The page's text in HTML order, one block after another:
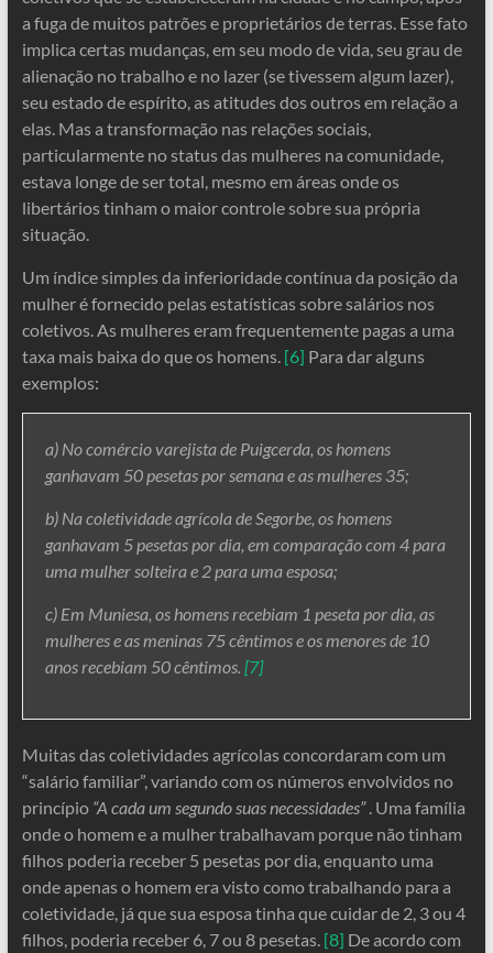
a fuga de muitos patrões e proprietários de terras. Esse fato
implica certas mudanças, em seu modo de vida, seu grau de
alienação no trabalho e no lazer (se tivessem algum lazer),
seu estado de espírito, as atitudes dos outros em relação a
elas. Mas a transformação nas relações sociais,
particularmente no status das mulheres na comunidade,
estava longe de ser total, mesmo em áreas onde os
libertários tinham o maior controle sobre sua própria
situação.
Um índice simples da inferioridade contínua da posição da
mulher é fornecido pelas estatísticas sobre salários nos
coletivos. As mulheres eram frequentemente pagas a uma
taxa mais baixa do que os homens. [6] Para dar alguns
exemplos:
a) No comércio varejista de Puigcerda, os homens
ganhavam 50 pesetas por semana e as mulheres 35;
b) Na coletividade agrícola de Segorbe, os homens
ganhavam 5 pesetas por dia, em comparação com 4 para
uma mulher solteira e 2 para uma esposa;
c) Em Muniesa, os homens recebiam 1 peseta por dia, as
mulheres e as meninas 75 cêntimos e os menores de 10
anos recebiam 50 cêntimos. [7]
Muitas das coletividades agrícolas concordaram com um
“salário familiar”, variando com os números envolvidos no
princípio “A cada um segundo suas necessidades”. Uma família
onde o homem e a mulher trabalhavam porque não tinham
filhos poderia receber 5 pesetas por dia, enquanto uma
onde apenas o homem era visto como trabalhando para a
coletividade, já que sua esposa tinha que cuidar de 2, 3 ou 4
filhos, poderia receber 6, 7 ou 8 pesetas. [8] De acordo com